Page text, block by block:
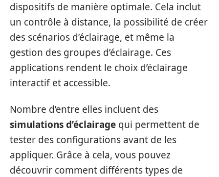
dispositifs de manière optimale. Cela inclut
un contrôle à distance, la possibilité de créer
des scénarios d’éclairage, et même la
gestion des groupes d’éclairage. Ces
applications rendent le choix d’éclairage
interactif et accessible.
Nombre d’entre elles incluent des
simulations d’éclairage qui permettent de
tester des configurations avant de les
appliquer. Grâce à cela, vous pouvez
découvrir comment différents types de